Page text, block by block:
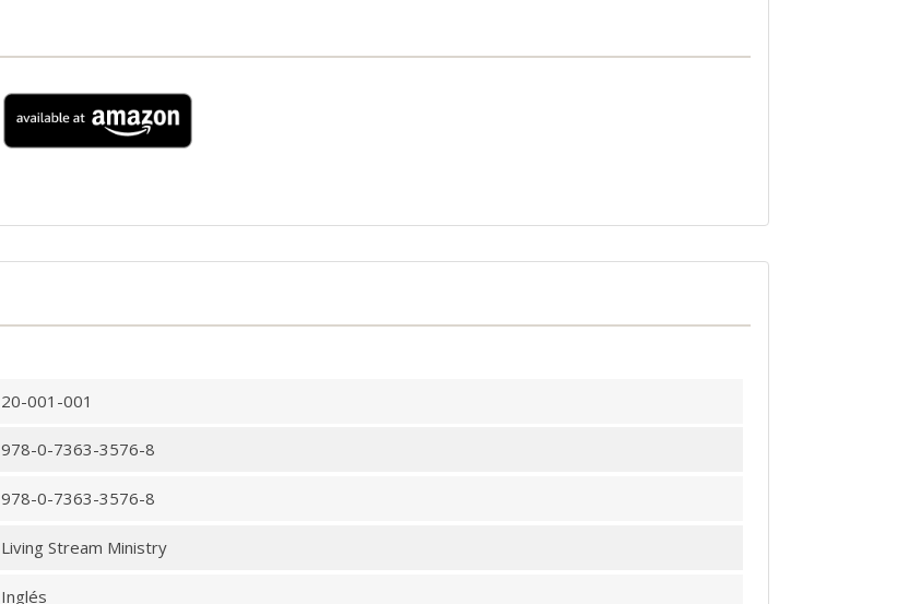
20-001-001
978-0-7363-3576-8
978-0-7363-3576-8
Living Stream Ministry
Inglés